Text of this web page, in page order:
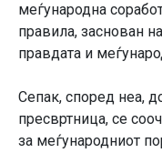
меѓународна
правила, заснован
правдата и
Сепак, според неа,
пресвртница, се
за меѓународниот